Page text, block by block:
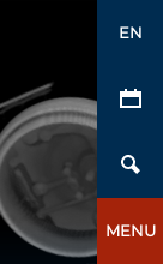
EN
MENU